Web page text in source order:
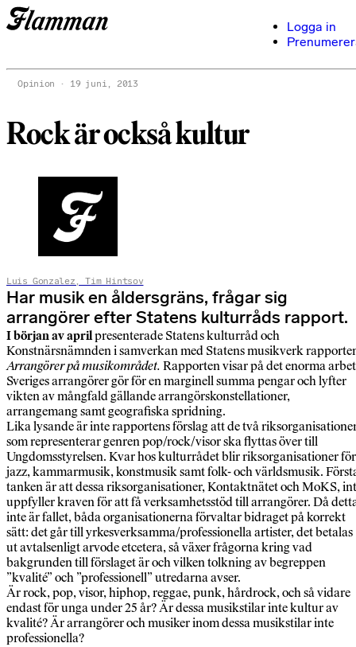
Logga in
Opinion 19 juni, 2013
Rock är också kultur
Luis Gonzalez, Tim Hintsov
Har musik en åldersgräns, frågar sig
arrangörer efter Statens kulturråds rapport.
I början av aprilpresenterade Statens kulturråd och
Konstnärsnämnden i samverkan med Statens musikverk
Arrangörer på musikområdet. Rapporten visar på det enorma
Sveriges arrangörer gör för en marginell summa pengar och lyfter
vikten av mångfald gällande arrangörskonstellationer,
arrangemang samt geografiska spridning.
Lika lysande är inte rapportens förslag att de två
som representerar genren pop/rock/visor ska flyttas över till
Ungdomsstyrelsen. Kvar hos kulturrådet blir riksorganisationer för
jazz, kammarmusik, konstmusik samt folk- och världsmusik.
tanken är att dessa riksorganisationer, Kontaktnätet och MoKS,
uppfyller kraven för att få verksamhetsstöd till arrangörer. Då
inte är fallet, båda organisationerna förvaltar bidraget på korrekt
sätt: det går till yrkesverksamma/professionella artister, det betalas
ut avtalsenligt arvode etcetera, så växer frågorna kring vad
bakgrunden till förslaget är och vilken tolkning av begreppen
”kvalité” och ”professionell” utredarna avser.
Är rock, pop, visor, hiphop, reggae, punk, hårdrock, och så vidare
endast för unga under 25 år? Är dessa musikstilar inte kultur av
kvalité? Är arrangörer och musiker inom dessa musikstilar inte
professionella?